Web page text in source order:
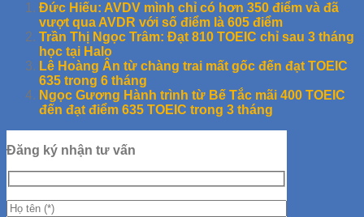
Đức Hiếu: AVDV mình chỉ có hơn 350 điểm và đã
vượt qua AVDR với số điểm là 605 điểm
Trần Thị Ngọc Trâm: Đạt 810 TOEIC chỉ sau 3 tháng
học tại Halo
Lê Hoàng Ân từ chàng trai mất gốc đến đạt TOEIC
635 trong 6 tháng
Ngọc Gương Hành trình từ Bế Tắc mãi 400 TOEIC
đến đạt điểm 635 TOEIC trong 3 tháng
Đăng ký nhận tư vấn